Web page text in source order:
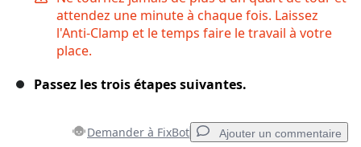
attendez une minute à chaque fois. Laissez
l'Anti-Clamp et le temps faire le travail à votre
place.
Passez les trois étapes suivantes.
Demander à FixBot Ajouter un commentaire